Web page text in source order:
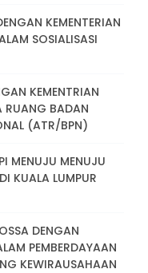
KEMENTERIAN
SOSIALISASI
KEMENTRIAN
BADAN
(ATR/BPN)
MENUJU MENUJU
KUALA LUMPUR
DENGAN
PEMBERDAYAAN
KEWIRAUSAHAAN